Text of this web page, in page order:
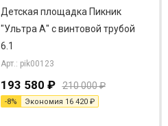
Детская площадка Пикник
"Ультра А" с винтовой трубой
6.1
Арт.: pik00123
193 580 ₽ 210 000₽
-8% Экономия 16 420₽